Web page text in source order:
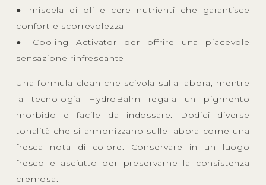
● miscela di oli e cere nutrienti che garantisce
confort e scorrevolezza
● Cooling Activator per offrire una piacevole
sensazione rinfrescante
Una formula clean che scivola sulla labbra, mentre
la tecnologia HydroBalm regala un pigmento
morbido e facile da indossare. Dodici diverse
tonalità che si armonizzano sulle labbra come una
fresca nota di colore. Conservare in un luogo
fresco e asciutto per preservarne la consistenza
cremosa.